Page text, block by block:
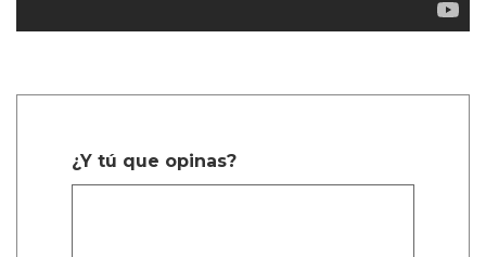
¿Y tú que opinas?